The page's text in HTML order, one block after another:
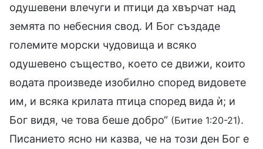
одушевени влечуги и птици да хвърчат над
земята по небесния свод. И Бог създаде
големите морски чудовища и всяко
одушевено същество, което се движи, които
водата произведе изобилно според видовете
им, и всяка крилата птица според вида ѝ; и
Бог видя, че това беше добро“ (Битие 1:20-21).
Писанието ясно ни казва, че на този ден Бог е